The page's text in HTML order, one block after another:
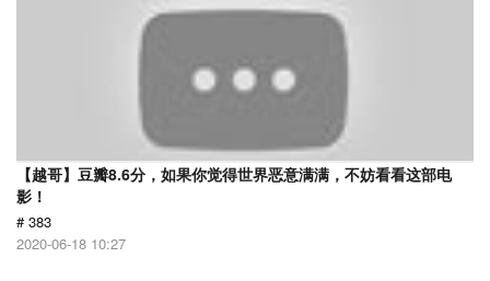
【越哥】豆瓣8.6分，如果你觉得世界恶意满满，不妨看看这部电
影！
# 383
2020-06-18 10:27